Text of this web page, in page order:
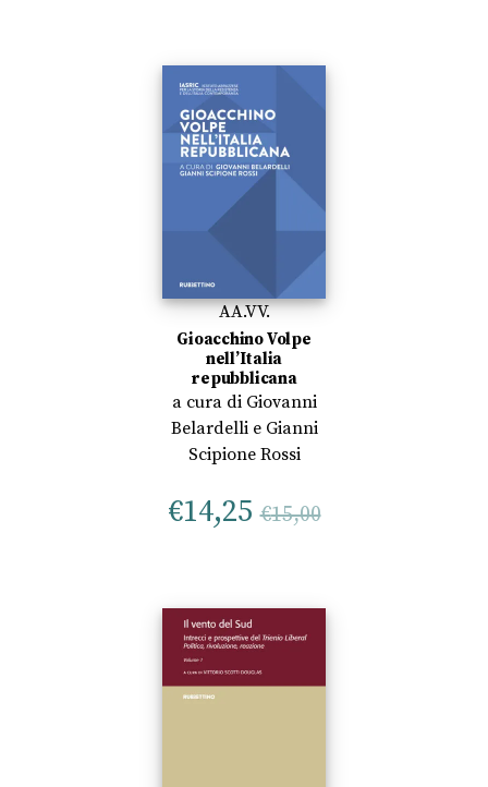
AA.VV.
Gioacchino Volpe
nell’Italia
repubblicana
a cura di Giovanni
Belardellie Gianni
Scipione Rossi
€14,25 €15,00